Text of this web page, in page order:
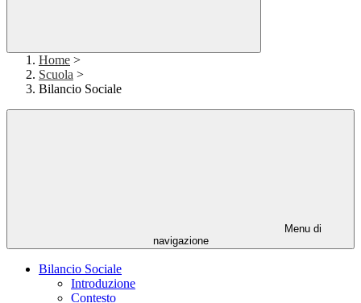
Home >
Scuola >
Bilancio Sociale
Menu di
navigazione
Bilancio Sociale
Introduzione
Contesto